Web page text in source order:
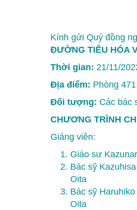
Kính gửi Quý đồng
ĐƯỜNG TIÊU HÓA
Thời gian: 21/11/
Địa điểm: Phòng
Đối tượng: Các bác
CHƯƠNG TRÌNH
Giảng viên:
Giáo sư
Bác sỹ
Oita
Bác sỹ
Oita